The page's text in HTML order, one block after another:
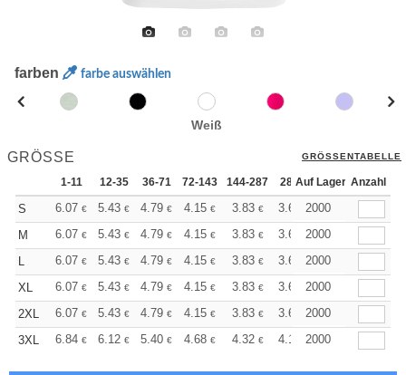
farben farbe auswählen
Weiß
GRÖSSE GRÖSSENTABELLE
1-11 12-35 36-71 72-143 144-287 288 + Mehr
Auf Lager Anzahl
S 6.07 € 5.43 € 4.79 € 4.15 € 3.83 € 3.67 € +
2000
M
6.07 € 5.43 € 4.79 € 4.15 € 3.83 € 3.67 € +
2000
L
6.07 € 5.43 € 4.79 € 4.15 € 3.83 € 3.67 € +
2000
XL
6.07 € 5.43 € 4.79 € 4.15 € 3.83 € 3.67 € +
2000
2XL
6.07 € 5.43 € 4.79 € 4.15 € 3.83 € 3.67 € +
2000
3XL
6.84 € 6.12 € 5.40 € 4.68 € 4.32 € 4.14 € +
2000